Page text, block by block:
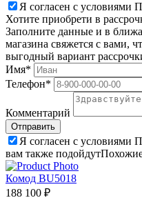
Я согласен с условиями
Хотите приобрети в
Заполните данные и в
магазина свяжется с вами,
выгодный вариант
Имя*
Телефон*
Комментарий
Я согласен с условиями
вам также подойдут
Комод BU5018
188 100 ₽